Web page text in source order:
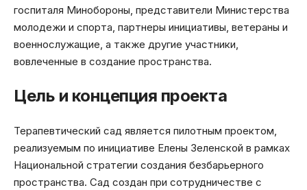
госпиталя Минобороны, представители Министерства
молодежи и спорта, партнеры инициативы, ветераны и
военнослужащие, а также другие участники,
вовлеченные в создание пространства.
Цель и концепция проекта
Терапевтический сад является пилотным проектом,
реализуемым по инициативе Елены Зеленской в рамках
Национальной стратегии создания безбарьерного
пространства. Сад создан при сотрудничестве с